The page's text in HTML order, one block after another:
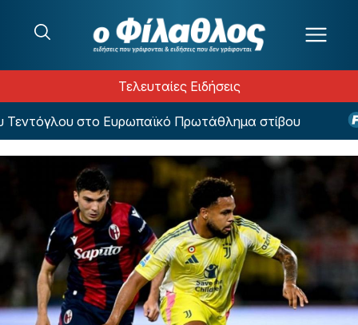
Τελευταίες Ειδήσεις
στο Ευρωπαϊκό Πρωτάθλημα στίβου